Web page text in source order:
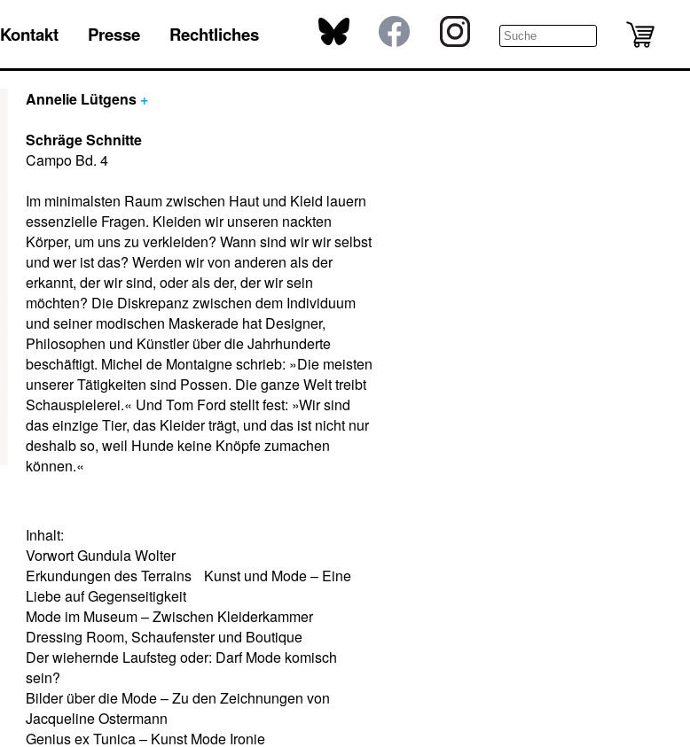
Kontakt Presse Rechtliches
Annelie Lütgens +
Schräge Schnitte
Campo Bd. 4
Im minimalsten Raum zwischen Haut und Kleid lauern
essenzielle Fragen. Kleiden wir unseren nackten
Körper, um uns zu verkleiden? Wann sind wir wir selbst
und wer ist das? Werden wir von anderen als der
erkannt, der wir sind, oder als der, der wir sein
möchten? Die Diskrepanz zwischen dem Individuum
und seiner modischen Maskerade hat Designer,
Philosophen und Künstler über die Jahrhunderte
beschäftigt. Michel de Montaigne schrieb: »Die meisten
unserer Tätigkeiten sind Possen. Die ganze Welt treibt
Schauspielerei.« Und Tom Ford stellt fest: »Wir sind
das einzige Tier, das Kleider trägt, und das ist nicht nur
deshalb so, weil Hunde keine Knöpfe zumachen
können.«
Inhalt:
Vorwort Gundula Wolter
Erkundungen des Terrains Kunst und Mode – Eine
Liebe auf Gegenseitigkeit
Mode im Museum – Zwischen Kleiderkammer
Dressing Room, Schaufenster und Boutique
Der wiehernde Laufsteg oder: Darf Mode komisch
sein?
Bilder über die Mode – Zu den Zeichnungen von
Jacqueline Ostermann
Genius ex Tunica – Kunst Mode Ironie